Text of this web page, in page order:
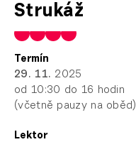
Strukáž
Termín
29. 11. 2025
od 10:30 do 16 hodin
(včetně pauzy na oběd)
Lektor